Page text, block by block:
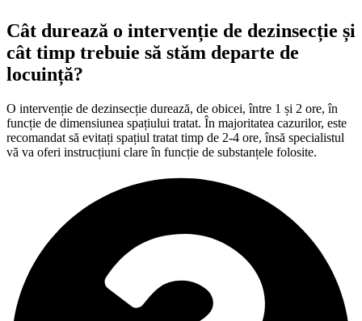
Cât durează o intervenție de dezinsecție și
cât timp trebuie să stăm departe de
locuință?
O intervenție de dezinsecție durează, de obicei, între 1 și 2 ore, în
funcție de dimensiunea spațiului tratat. În majoritatea cazurilor, este
recomandat să evitați spațiul tratat timp de 2-4 ore, însă specialistul
vă va oferi instrucțiuni clare în funcție de substanțele folosite.